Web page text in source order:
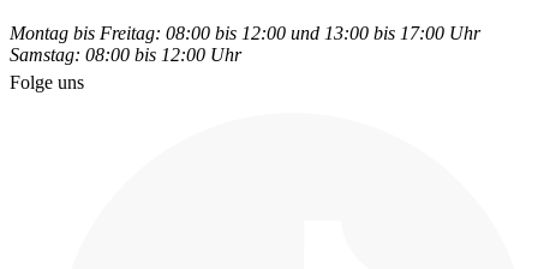
Montag bis Freitag: 08:00 bis 12:00 und 13:00 bis 17:00 Uhr
Samstag: 08:00 bis 12:00 Uhr
Folge uns